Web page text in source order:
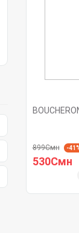
899Смн -
530Смн